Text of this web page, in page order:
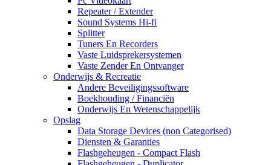
Repeater / Extender
Sound Systems Hi-fi
Splitter
Tuners En Recorders
Vaste Luidsprekersystemen
Vaste Zender En Ontvanger
Onderwijs & Recreatie
Andere Beveiligingssoftware
Boekhouding / Financiën
Onderwijs En Wetenschappelijk
Opslag
Data Storage Devices (non Categorised)
Diensten & Garanties
Flashgeheugen - Compact Flash